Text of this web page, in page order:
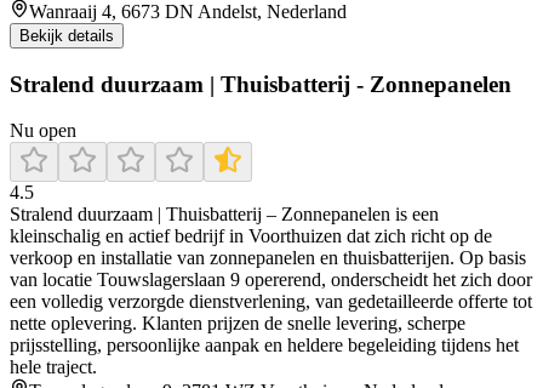
Wanraaij 4, 6673 DN Andelst, Nederland
Bekijk details
Stralend duurzaam | Thuisbatterij - Zonnepanelen
Nu open
4.5
Stralend duurzaam | Thuisbatterij – Zonnepanelen is een
kleinschalig en actief bedrijf in Voorthuizen dat zich richt op de
verkoop en installatie van zonnepanelen en thuisbatterijen. Op basis
van locatie Touwslagerslaan 9 opererend, onderscheidt het zich door
een volledig verzorgde dienstverlening, van gedetailleerde offerte tot
nette oplevering. Klanten prijzen de snelle levering, scherpe
prijsstelling, persoonlijke aanpak en heldere begeleiding tijdens het
hele traject.